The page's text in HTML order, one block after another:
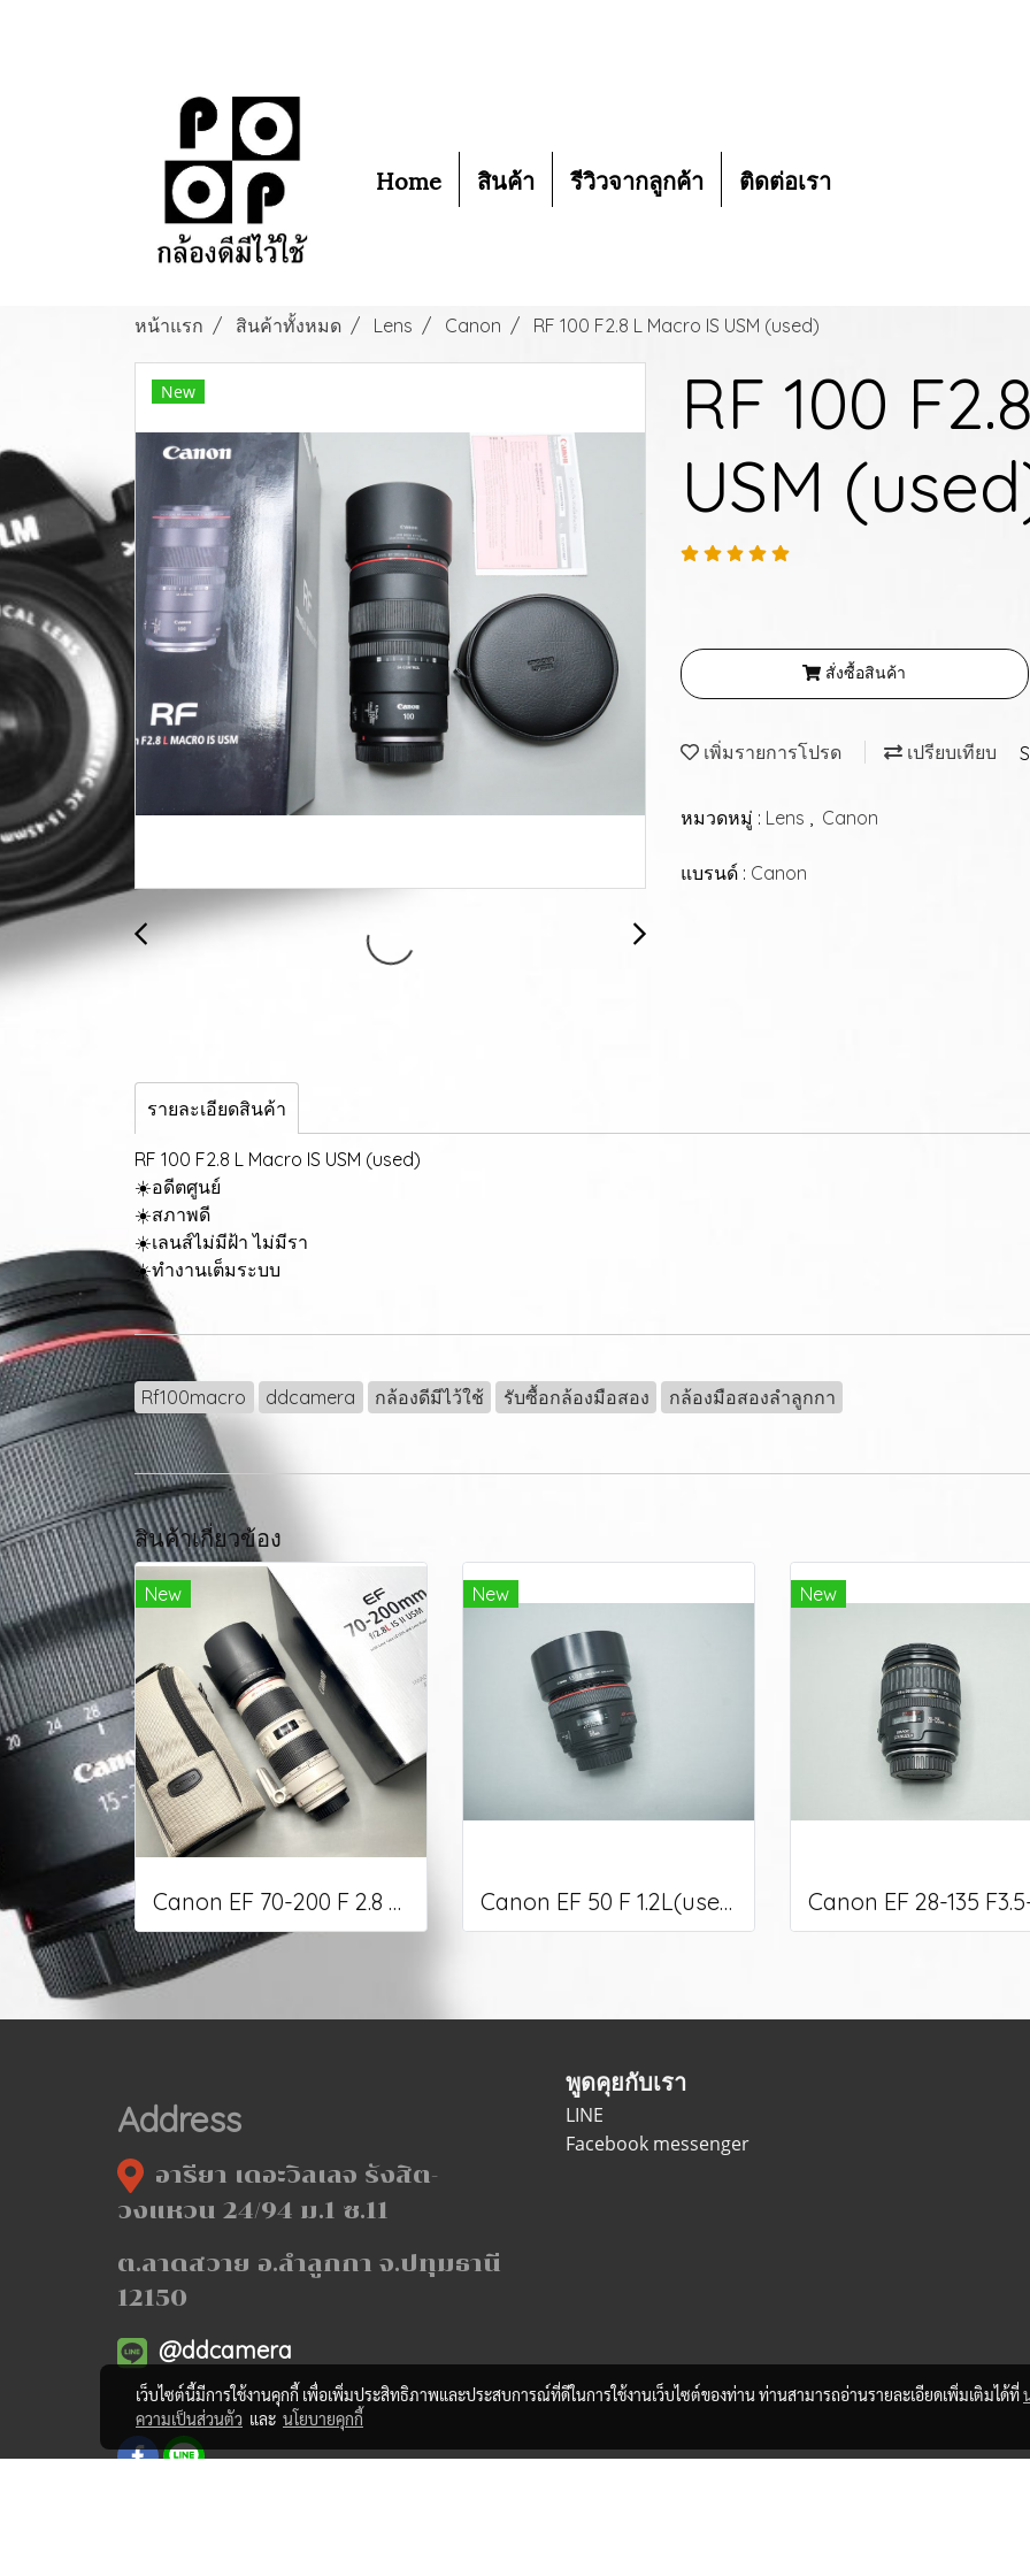
Home สินค้า รีวิวจากลูกค้า ติดต่อเรา
หน้าแรก สินค้าทั้งหมด Lens Canon RF 100 F2.8 L Macro IS USM (used)
New
RF 100
USM
สั่งซื้อสินค้า
เพิ่มรายการโปรด เปรียบเทียบ
หมวดหมู่ : Lens , Canon
แบรนด์ : Canon
รายละเอียดสินค้า
RF 100 F2.8 L Macro IS USM (used)
☀️อดีตศูนย์
☀️สภาพดี
☀️เลนส์ไม่มีฝ้า ไม่มีรา
☀️ทำงานเต็มระบบ
Rf100macro ddcamera กล้องดีมีไว้ใช้ รับซื้อกล้องมือสอง กล้องมือสองลำลูกกา
สินค้าเกี่ยวข้อง
New
Canon EF 70-200 F 2.8 L IS II USM (used)
New
Canon EF 50 F 1.2L(used)
New
Address
อารียา เดอะวิลเลจ รังสิต-
วงแหวน 24/94 ม.1 ซ.11
ต.ลาดสวาย อ.ลำลูกกา จ.ปทุมธานี
12150
@ddcamera
พูดคุยกับเรา
LINE
Facebook messenger
เว็บไซต์นี้มีการใช้งานคุกกี้ เพื่อเพิ่มประสิทธิภาพและประสบการณ์ที่ดีในการใช้งานเว็บไซต์ของท่าน ท่านสามารถอ่านรายละเอียดเพิ่มเติมได้ที่
ความเป็นส่วนตัว และ นโยบายคุกกี้